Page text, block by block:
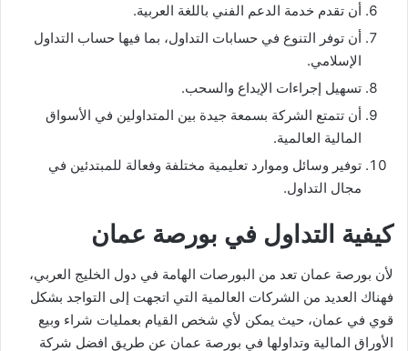
أن تقدم خدمة الدعم الفني باللغة العربية.
أن توفر التنوع في حسابات التداول، بما فيها حساب التداول
الإسلامي.
تسهيل إجراءات الإيداع والسحب.
أن تتمتع الشركة بسمعة جيدة بين المتداولين في الأسواق
المالية العالمية.
توفير وسائل وموارد تعليمية مختلفة وفعالة للمبتدئين في
مجال التداول.
كيفية التداول في بورصة عمان
لأن بورصة عمان تعد من البورصات الهامة في دول الخليج العربي،
فهناك العديد من الشركات العالمية التي اتجهت إلى التواجد بشكل
قوي في عمان، حيث يمكن لأي شخص القيام بعمليات شراء وبيع
الأوراق المالية وتداولها في بورصة عمان عن طريق افضل شركة